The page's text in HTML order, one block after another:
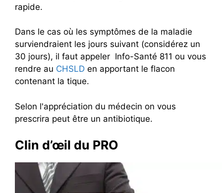
rapide.
Dans le cas où les symptômes de la maladie
surviendraient les jours suivant (considérez un
30 jours), il faut appeler Info-Santé 811 ou vous
rendre au CHSLD en apportant le flacon
contenant la tique.
Selon l'appréciation du médecin on vous
prescrira peut être un antibiotique.
Clin d’œil du PRO